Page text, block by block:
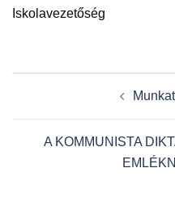
Iskolavezetőség
A KOMMUNISTA